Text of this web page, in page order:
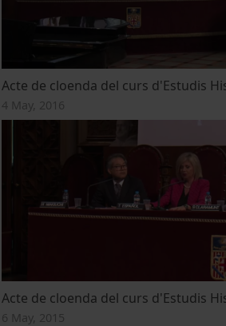
Acte de cloenda del curs d'Estudis
4 May, 2016
Acte de cloenda del curs d'Estudis
6 May, 2015